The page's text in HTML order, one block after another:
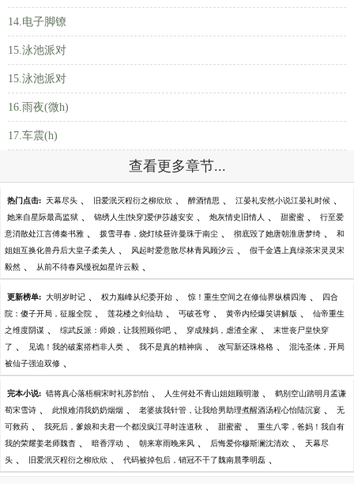
14.电子脚镣
15.泳池派对
15.泳池派对
16.雨夜(微h)
17.车震(h)
查看更多章节...
热门点击: 天幕尽头 、 旧爱泯灭程衍之柳欣欣 、 醉酒情思 、 江晏礼安然小说江晏礼时候 、
她来自星际最高监狱 、 锦绣人生[快穿]爱伊莎越安安 、 炮灰情史旧情人 、 甜蜜蜜 、 行至爱
意消散处江言傅秦书雅 、 拨雪寻春，烧灯续昼许曼珠于南尘 、 彻底毁了她唐朝淮唐梦绮 、 和
姐姐互换化兽丹后大皇子柔美人 、 风起时爱意散尽林青风顾汐云 、 假千金遇上真绿茶宋灵灵宋
毅然 、 从前不待春风慢祝如星许云毅 、
更新榜单: 大明岁时记 、 权力巅峰从纪委开始 、 惊！重生空间之在修仙界纵横四海 、 四合
院：傻子开局，征服全院 、 莲花楼之剑仙劫 、 丐破苍穹 、 黄帝内经爆笑讲解版 、 仙帝重生
之维度阴谋 、 综武反派：师娘，让我照顾你吧 、 穿成辣妈，虐渣全家 、 末世丧尸皇快穿
了 、 见诡！我的破案搭档非人类 、 我不是真的精神病 、 改写新还珠格格 、 混沌圣体，开局
被仙子强迫双修 、
完本小说: 错将真心落梧桐宋时礼苏韵怡 、 人生何处不青山姐姐顾明澈 、 鹤别空山踏明月孟谦
荀宋雪诗 、 此恨难消我奶奶烟烟 、 老婆拔我针管，让我给男助理煮醒酒汤程心怡陆沉宴 、 无
可救药 、 我死后，爹娘和夫君一个都没疯江寻时连道秋 、 甜蜜蜜 、 重生八零，爸妈！我自有
我的荣耀姜老师魏杳 、 暗香浮动 、 朝来寒雨晚来风 、 后悔爱你穆斯澜沈清欢 、 天幕尽
头 、 旧爱泯灭程衍之柳欣欣 、 代码被掉包后，销冠不干了魏南晨季明磊 、